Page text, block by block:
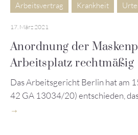
Arbeitsvertrag Krankheit
17. März 2021
Anordnung der
Arbeitsplatz rechtmäßig
Das Arbeitsgericht Berlin hat am
42 GA 13034/20) entschieden,